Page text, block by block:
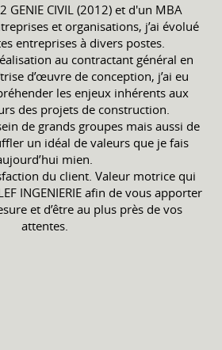
GENIE CIVIL (2012) et d'un MBA
et organisations, j’ai évolué
entreprises à divers postes.
au contractant général en
d’œuvre de conception, j’ai eu
les enjeux inhérents aux
des projets de construction.
de grands groupes mais aussi de
un idéal de valeurs que je fais
mien.
du client. Valeur motrice qui
INGENIERIE afin de vous apporter
et d’être au plus près de vos
attentes.